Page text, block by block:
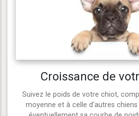
Croissance de
Suivez le poids de votre chiot,
moyenne et à celle d'autres